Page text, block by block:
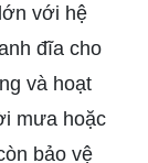
với hệ
đĩa cho
và hoạt
mưa hoặc
bảo vệ